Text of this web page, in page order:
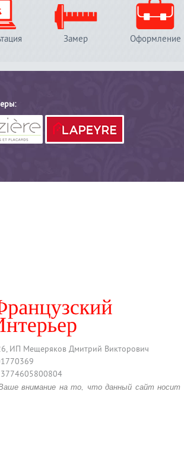
Замер Оформление
ИП Мещеряков Дмитрий Викторович
внимание на то, что данный сайт носит